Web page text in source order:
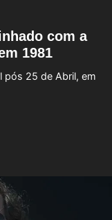
com a
1981
pós 25 de Abril, em